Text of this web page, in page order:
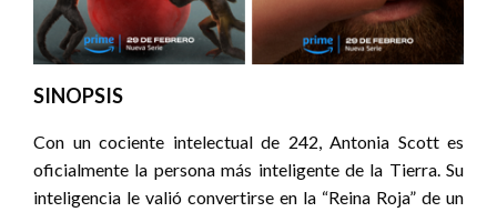
SINOPSIS
Con un cociente intelectual de 242, Antonia Scott es
oficialmente la persona más inteligente de la Tierra. Su
inteligencia le valió convertirse en la “Reina Roja” de un